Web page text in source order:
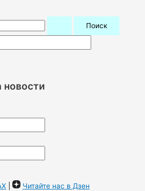
| Читайте нас в Дзен